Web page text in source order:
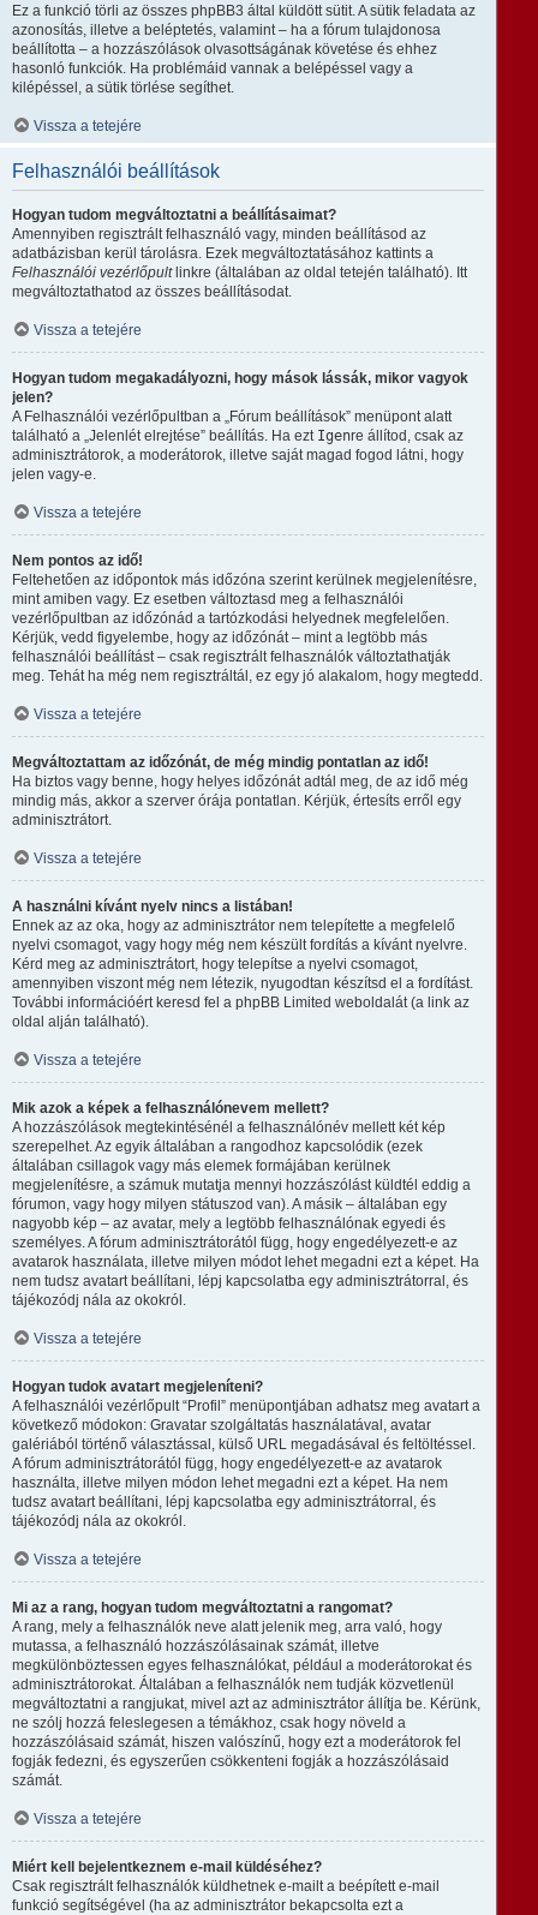
Ez a funkció törli az összes phpBB3 által küldött sütit. A sütik feladata az
azonosítás, illetve a beléptetés, valamint – ha a fórum tulajdonosa
beállította – a hozzászólások olvasottságának követése és ehhez
hasonló funkciók. Ha problémáid vannak a belépéssel vagy a
kilépéssel, a sütik törlése segíthet.
Vissza a tetejére
Felhasználói beállítások
Hogyan tudom megváltoztatni a beállításaimat?
Amennyiben regisztrált felhasználó vagy, minden beállításod az
adatbázisban kerül tárolásra. Ezek megváltoztatásához kattints a
Felhasználói vezérlőpultlinkre (általában az oldal tetején található). Itt
megváltoztathatod az összes beállításodat.
Vissza a tetejére
Hogyan tudom megakadályozni, hogy mások lássák, mikor vagyok
jelen?
A Felhasználói vezérlőpultban a „Fórum beállítások” menüpont alatt
található a „Jelenlét elrejtése” beállítás. Ha ezt Igenre állítod, csak az
adminisztrátorok, a moderátorok, illetve saját magad fogod látni, hogy
jelen vagy-e.
Vissza a tetejére
Nem pontos az idő!
Feltehetően az időpontok más időzóna szerint kerülnek megjelenítésre,
mint amiben vagy. Ez esetben változtasd meg a felhasználói
vezérlőpultban az időzónád a tartózkodási helyednek megfelelően.
Kérjük, vedd figyelembe, hogy az időzónát – mint a legtöbb más
felhasználói beállítást – csak regisztrált felhasználók változtathatják
meg. Tehát ha még nem regisztráltál, ez egy jó alakalom, hogy megtedd.
Vissza a tetejére
Megváltoztattam az időzónát, de még mindig pontatlan az idő!
Ha biztos vagy benne, hogy helyes időzónát adtál meg, de az idő még
mindig más, akkor a szerver órája pontatlan. Kérjük, értesíts erről egy
adminisztrátort.
Vissza a tetejére
A használni kívánt nyelv nincs a listában!
Ennek az az oka, hogy az adminisztrátor nem telepítette a megfelelő
nyelvi csomagot, vagy hogy még nem készült fordítás a kívánt nyelvre.
Kérd meg az adminisztrátort, hogy telepítse a nyelvi csomagot,
amennyiben viszont még nem létezik, nyugodtan készítsd el a fordítást.
További információért keresd fel a phpBB Limited weboldalát (a link az
oldal alján található).
Vissza a tetejére
Mik azok a képek a felhasználónevem mellett?
A hozzászólások megtekintésénél a felhasználónév mellett két kép
szerepelhet. Az egyik általában a rangodhoz kapcsolódik (ezek
általában csillagok vagy más elemek formájában kerülnek
megjelenítésre, a számuk mutatja mennyi hozzászólást küldtél eddig a
fórumon, vagy hogy milyen státuszod van). A másik – általában egy
nagyobb kép – az avatar, mely a legtöbb felhasználónak egyedi és
személyes. A fórum adminisztrátorától függ, hogy engedélyezett-e az
avatarok használata, illetve milyen módot lehet megadni ezt a képet. Ha
nem tudsz avatart beállítani, lépj kapcsolatba egy adminisztrátorral, és
tájékozódj nála az okokról.
Vissza a tetejére
Hogyan tudok avatart megjeleníteni?
A felhasználói vezérlőpult “Profil” menüpontjában adhatsz meg avatart a
következő módokon: Gravatar szolgáltatás használatával, avatar
galériából történő választással, külső URL megadásával és feltöltéssel.
A fórum adminisztrátorától függ, hogy engedélyezett-e az avatarok
használta, illetve milyen módon lehet megadni ezt a képet. Ha nem
tudsz avatart beállítani, lépj kapcsolatba egy adminisztrátorral, és
tájékozódj nála az okokról.
Vissza a tetejére
Mi az a rang, hogyan tudom megváltoztatni a rangomat?
A rang, mely a felhasználók neve alatt jelenik meg, arra való, hogy
mutassa, a felhasználó hozzászólásainak számát, illetve
megkülönböztessen egyes felhasználókat, például a moderátorokat és
adminisztrátorokat. Általában a felhasználók nem tudják közvetlenül
megváltoztatni a rangjukat, mivel azt az adminisztrátor állítja be. Kérünk,
ne szólj hozzá feleslegesen a témákhoz, csak hogy növeld a
hozzászólásaid számát, hiszen valószínű, hogy ezt a moderátorok fel
fogják fedezni, és egyszerűen csökkenteni fogják a hozzászólásaid
számát.
Vissza a tetejére
Miért kell bejelentkeznem e-mail küldéséhez?
Csak regisztrált felhasználók küldhetnek e-mailt a beépített e-mail
funkció segítségével (ha az adminisztrátor bekapcsolta ezt a